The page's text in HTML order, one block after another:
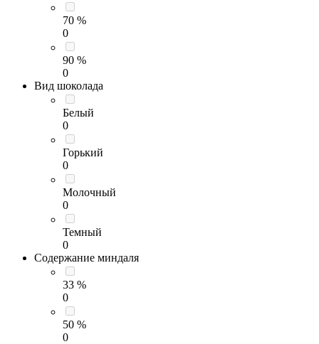
70 %
0
90 %
0
Вид шоколада
Белый
0
Горький
0
Молочный
0
Темный
0
Содержание миндаля
33 %
0
50 %
0